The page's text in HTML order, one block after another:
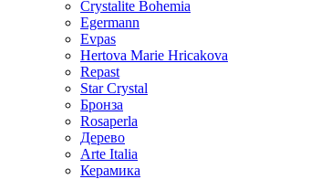
Crystalite Bohemia
Egermann
Evpas
Hertova Marie Hricakova
Repast
Star Crystal
Бронза
Rosaperla
Дерево
Arte Italia
Керамика